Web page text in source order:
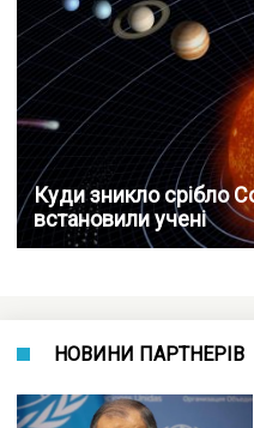
Куди зникло срібло
встановили учені
НОВИНИ ПАРТНЕРІВ